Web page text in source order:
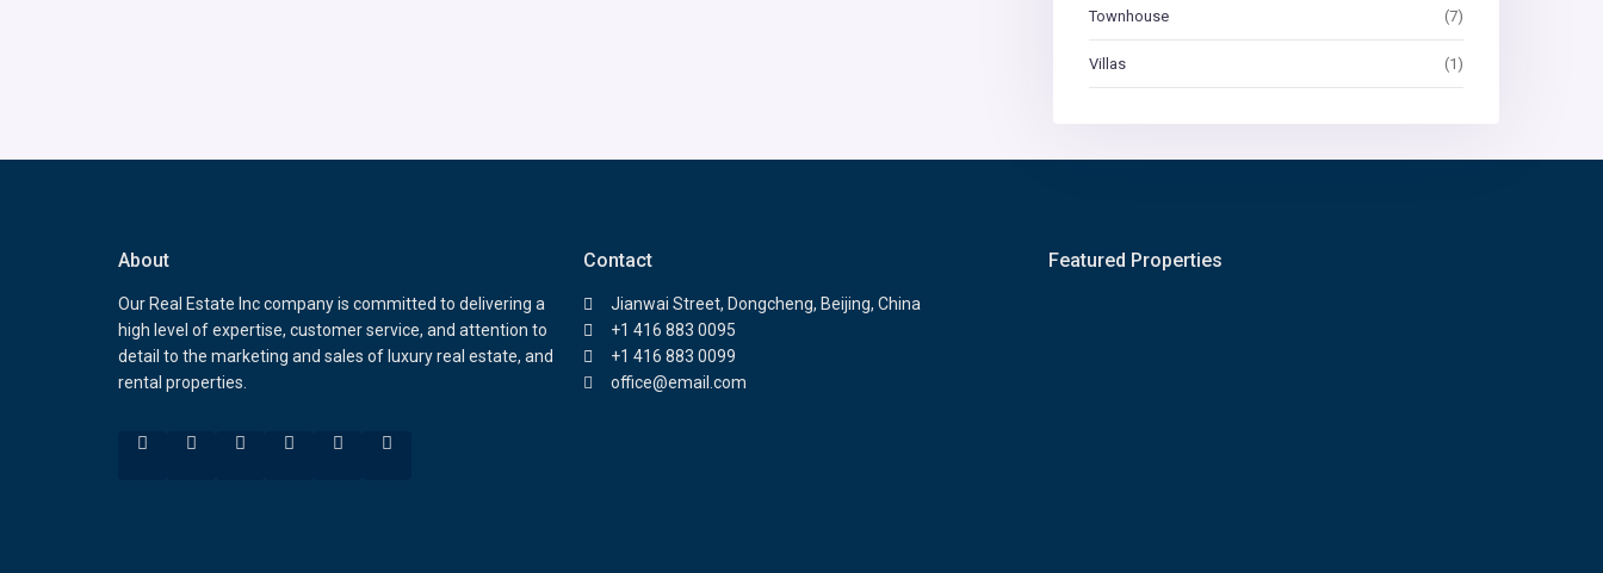
Townhouse (7)
Villas (1)
About
Our Real Estate Inc company is committed to delivering a
high level of expertise, customer service, and attention to
detail to the marketing and sales of luxury real estate, and
rental properties.
Contact
Jianwai Street, Dongcheng, Beijing, China
+1 416 883 0095
+1 416 883 0099
office@email.com
Featured Properties